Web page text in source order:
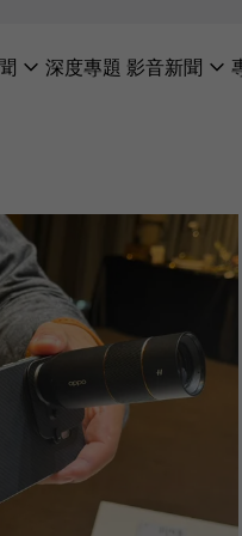
深度專題 影音新聞